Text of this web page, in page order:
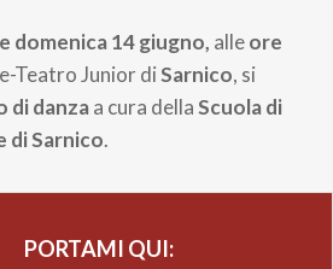
domenica 14 giugno, alleore
Teatro Junior diSarnico, si
di danzaa cura dellaScuola di
di Sarnico.
PORTAMI QUI: